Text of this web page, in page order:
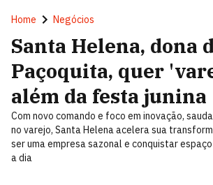
Home Negócios
Santa Helena, dona
Paçoquita, quer
além da festa junina
Com novo comando e foco em inovação,
no varejo, Santa Helena acelera sua
ser uma empresa sazonal e conquistar
a dia